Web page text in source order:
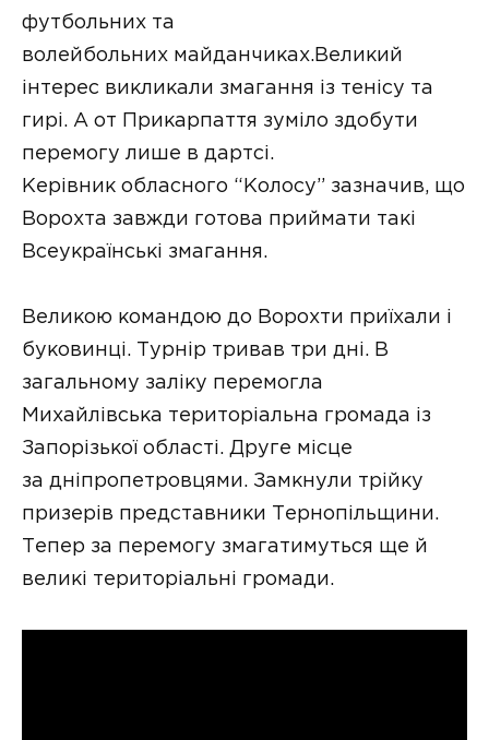
футбольних та
волейбольних майданчиках.Великий
інтерес викликали змагання із тенісу та
гирі. А от Прикарпаття зуміло здобути
перемогу лише в дартсі.
Керівник обласного “Колосу” зазначив, що
Ворохта завжди готова приймати такі
Всеукраїнські змагання.
Великою командою до Ворохти приїхали і
буковинці. Турнір тривав три дні. В
загальному заліку перемогла
Михайлівська територіальна громада із
Запорізької області. Друге місце
за дніпропетровцями. Замкнули трійку
призерів представники Тернопільщини.
Тепер за перемогу змагатимуться ще й
великі територіальні громади.